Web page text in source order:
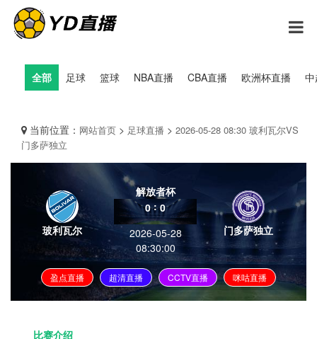
全部 足球 篮球 NBA直播 CBA直播 欧洲杯直播
当前位置： 网站首页 > 足球直播 > 2026-05-28 08:30 玻利瓦尔VS
门多萨独立
玻利瓦尔
解放者杯
0:0
2026-05-28
08:30:00
门多萨独立
盈点直播 超清直播 CCTV直播 咪咕直播